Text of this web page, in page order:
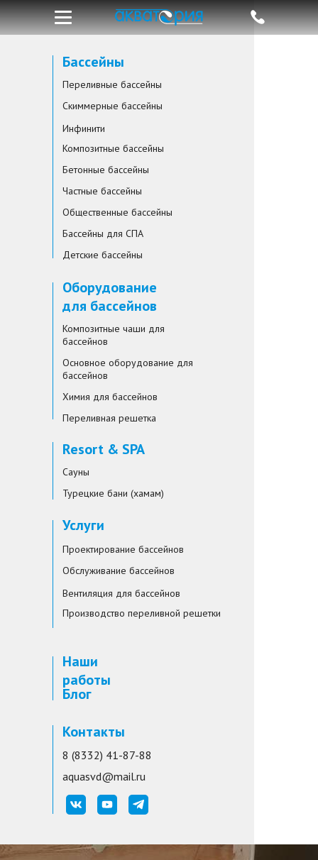
Бассейны
Переливные бассейны
Скиммерные бассейны
Инфинити
Композитные бассейны
Бетонные бассейны
Частные бассейны
Общественные бассейны
Бассейны для СПА
Детские бассейны
Оборудование
для бассейнов
Композитные чаши для
бассейнов
Основное оборудование для
бассейнов
Химия для бассейнов
Переливная решетка
Resort & SPA
Сауны
Турецкие бани (хамам)
Услуги
Проектирование бассейнов
Обслуживание бассейнов
Вентиляция для бассейнов
Производство переливной решетки
Наши
работы
Блог
Контакты
8 (8332) 41-87-88
aquasvd@mail.ru